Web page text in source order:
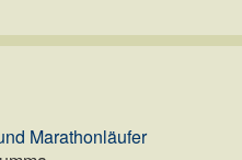
Marathonläufer